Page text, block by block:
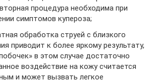
процедура необходима при
симптомов купероза;
обработка струей с близкого
приводит к более яркому результату,
в этом случае достаточно
воздействие на кожу считается
и может вызвать легкое